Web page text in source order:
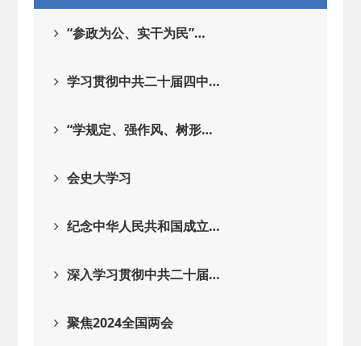
· 民建省委会民主… 2025-04-10
“参政为公、实干为民”…
学习贯彻中共二十届四中…
“学规定、强作风、树形…
会史大学习
纪念中华人民共和国成立…
深入学习贯彻中共二十届…
聚焦2024全国两会